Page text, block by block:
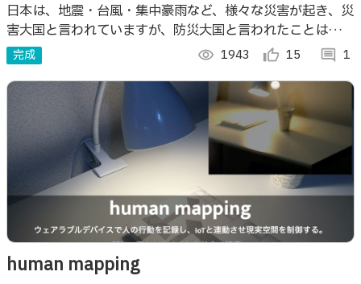
日本は、地震・台風・集中豪雨など、様々な災害が起き、災
害大国と言われていますが、防災大国と言われたことはあり
ません。災害の教訓を次世代に伝えるため、災害データを可
視化する防災アプリを開発しました。
完成 visibility 1943 thumb_up_alt 15 comment 1
human mapping